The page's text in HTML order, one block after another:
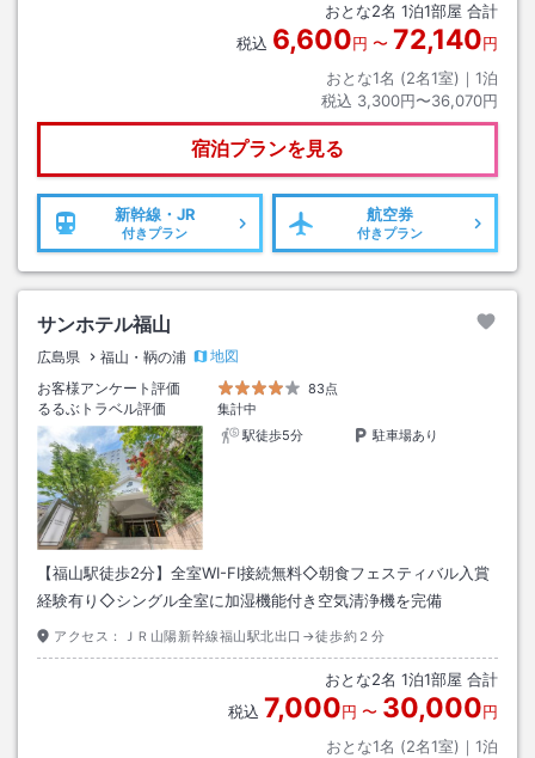
おとな2名 1泊1部屋 合計
税込 6,600円 〜 72,140円
おとな1名 (2名1室)｜ 1泊
税込 3,300円〜36,070円
宿泊プランを見る
新幹線・JR
付きプラン
航空券
付きプラン
サンホテル福山
広島県 福山・鞆の浦
地図
お客様アンケート評価
83点
るるぶトラベル評価
集計中
駅徒歩5分
駐車場あり
【福山駅徒歩2分】全室WI-FI接続無料◇朝食フェスティバル入賞
経験有り◇シングル全室に加湿機能付き空気清浄機を完備
アクセス： ＪＲ山陽新幹線福山駅北出口→徒歩約２分
おとな2名 1泊1部屋 合計
税込 7,000円 〜 30,000円
おとな1名 (2名1室)｜ 1泊